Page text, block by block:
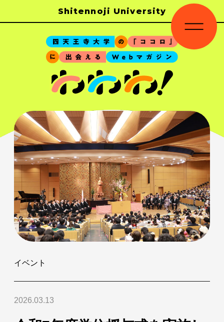
Shitennoji University
イベント
2026.03.13